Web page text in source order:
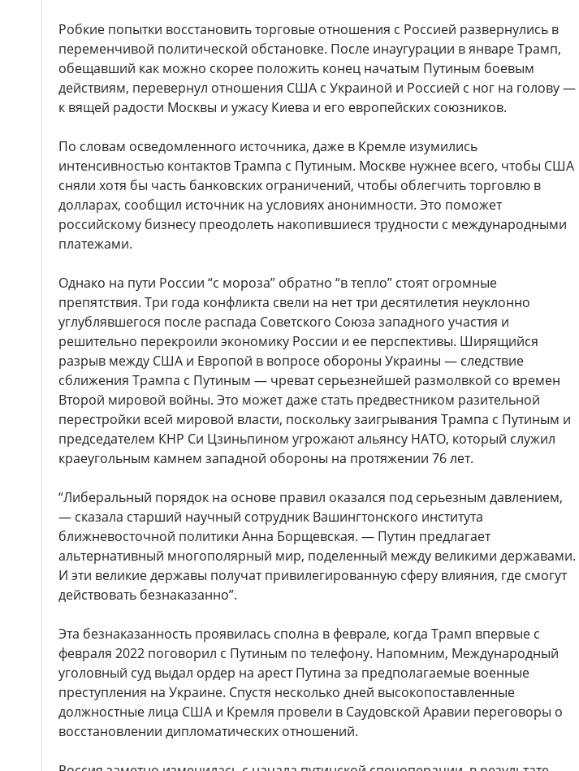
Робкие попытки восстановить торговые отношения с Россией развернулись в
переменчивой политической обстановке. После инаугурации в январе Трамп,
обещавший как можно скорее положить конец начатым Путиным боевым
действиям, перевернул отношения США с Украиной и Россией с ног на голову —
к вящей радости Москвы и ужасу Киева и его европейских союзников.
По словам осведомленного источника, даже в Кремле изумились
интенсивностью контактов Трампа с Путиным. Москве нужнее всего, чтобы США
сняли хотя бы часть банковских ограничений, чтобы облегчить торговлю в
долларах, сообщил источник на условиях анонимности. Это поможет
российскому бизнесу преодолеть накопившиеся трудности с международными
платежами.
Однако на пути России “с мороза” обратно “в тепло” стоят огромные
препятствия. Три года конфликта свели на нет три десятилетия неуклонно
углублявшегося после распада Советского Союза западного участия и
решительно перекроили экономику России и ее перспективы. Ширящийся
разрыв между США и Европой в вопросе обороны Украины — следствие
сближения Трампа с Путиным — чреват серьезнейшей размолвкой со времен
Второй мировой войны. Это может даже стать предвестником разительной
перестройки всей мировой власти, поскольку заигрывания Трампа с Путиным и
председателем КНР Си Цзиньпином угрожают альянсу НАТО, который служил
краеугольным камнем западной обороны на протяжении 76 лет.
“Либеральный порядок на основе правил оказался под серьезным давлением,
— сказала старший научный сотрудник Вашингтонского института
ближневосточной политики Анна Борщевская. — Путин предлагает
альтернативный многополярный мир, поделенный между великими державами.
И эти великие державы получат привилегированную сферу влияния, где смогут
действовать безнаказанно”.
Эта безнаказанность проявилась сполна в феврале, когда Трамп впервые с
февраля 2022 поговорил с Путиным по телефону. Напомним, Международный
уголовный суд выдал ордер на арест Путина за предполагаемые военные
преступления на Украине. Спустя несколько дней высокопоставленные
должностные лица США и Кремля провели в Саудовской Аравии переговоры о
восстановлении дипломатических отношений.